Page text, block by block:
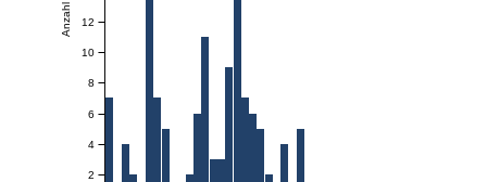
Anzahl
2
4
6
8
10
12